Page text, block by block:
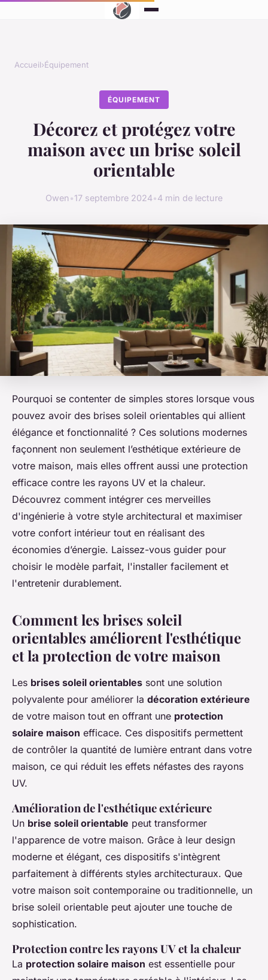
Accueil›Équipement
ÉQUIPEMENT
Décorez et protégez votre
maison avec un brise soleil
orientable
Owen•17 septembre 2024•4 min de lecture
Pourquoi se contenter de simples stores lorsque vous
pouvez avoir des brises soleil orientables qui allient
élégance et fonctionnalité ? Ces solutions modernes
façonnent non seulement l’esthétique extérieure de
votre maison, mais elles offrent aussi une protection
efficace contre les rayons UV et la chaleur.
Découvrez comment intégrer ces merveilles
d'ingénierie à votre style architectural et maximiser
votre confort intérieur tout en réalisant des
économies d’énergie. Laissez-vous guider pour
choisir le modèle parfait, l'installer facilement et
l'entretenir durablement.
Comment les brises soleil
orientables améliorent l'esthétique
et la protection de votre maison
Les brises soleil orientables sont une solution
polyvalente pour améliorer la décoration extérieure
de votre maison tout en offrant une protection
solaire maison efficace. Ces dispositifs permettent
de contrôler la quantité de lumière entrant dans votre
maison, ce qui réduit les effets néfastes des rayons
UV.
Amélioration de l'esthétique extérieure
Un brise soleil orientable peut transformer
l'apparence de votre maison. Grâce à leur design
moderne et élégant, ces dispositifs s'intègrent
parfaitement à différents styles architecturaux. Que
votre maison soit contemporaine ou traditionnelle, un
brise soleil orientable peut ajouter une touche de
sophistication.
Protection contre les rayons UV et la chaleur
La protection solaire maison est essentielle pour